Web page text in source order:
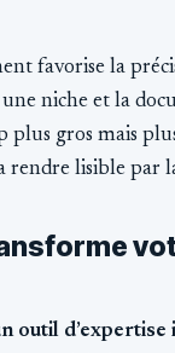
favorise la
niche et la
plus gros mais
rendre lisible par
outil